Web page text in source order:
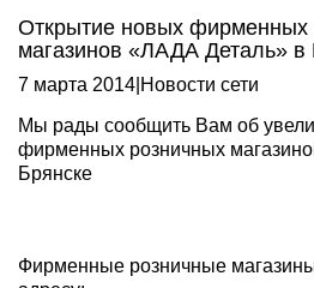
Открытие новых фирменных
магазинов «ЛАДА Деталь» в
7 марта 2014 Новости сети
Мы рады сообщить Вам об
фирменных розничных
Брянске
Фирменные розничные